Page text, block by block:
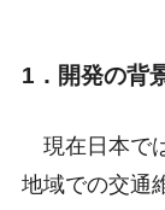
1．開発の背
現在日本で
地域での交通